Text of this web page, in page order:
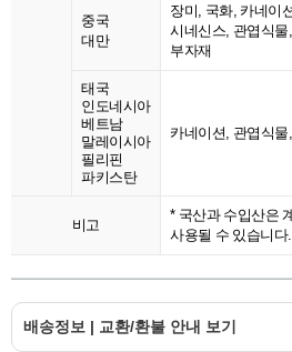
중국
대만
장미, 국화, 카네이
시네신스, 관엽식물
부자재
태국
인도네시아
베트남
말레이시아
필리핀
파키스탄
카네이션, 관엽식
비고
* 국산과 수입산은
사용될 수 있습니다.
배송정보 | 교환/환불 안내 보기